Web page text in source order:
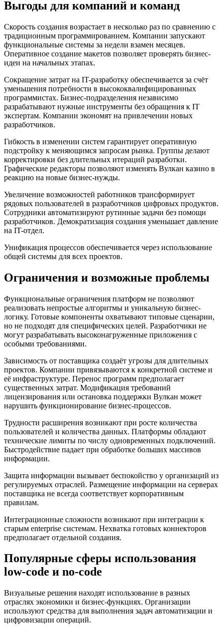
Выгоды для компаний и команд
Скорость создания возрастает в несколько раз по сравнению с
традиционным программированием. Компании запускают
функциональные системы за недели взамен месяцев.
Оперативное создание макетов позволяет проверять бизнес-
идеи на начальных этапах.
Сокращение затрат на IT-разработку обеспечивается за счёт
уменьшения потребности в высококвалифицированных
программистах. Бизнес-подразделения независимо
разрабатывают нужные инструменты без обращения к IT
экспертам. Компании экономят на привлечении новых
разработчиков.
Гибкость в изменении систем гарантирует оперативную
подстройку к меняющимся запросам рынка. Группы делают
корректировки без длительных итераций разработки.
Графические редакторы позволяют изменять Вулкан казино в
реакцию на новые бизнес-нужды.
Увеличение возможностей работников трансформирует
рядовых пользователей в разработчиков цифровых продуктов.
Сотрудники автоматизируют рутинные задачи без помощи
разработчиков. Демократизация создания уменьшает давление
на IT-отдел.
Унификация процессов обеспечивается через использование
общей системы для всех проектов.
Ограничения и возможные проблемы
Функциональные ограничения платформ не позволяют
реализовать непростые алгоритмы и уникальную бизнес-
логику. Готовые компоненты охватывают типовые сценарии,
но не подходят для специфических целей. Разработчики не
могут разрабатывать высоконагруженные приложения с
особыми требованиями.
Зависимость от поставщика создаёт угрозы для длительных
проектов. Компании привязываются к конкретной системе и
её инфраструктуре. Перенос программ предполагает
существенных затрат. Модификация требований
лицензирования или остановка поддержки Вулкан может
нарушить функционирование бизнес-процессов.
Трудности расширения возникают при росте количества
пользователей и количества данных. Платформы обладают
технические лимиты по числу одновременных подключений.
Быстродействие падает при обработке больших массивов
информации.
Защита информации вызывает беспокойство у организаций из
регулируемых отраслей. Размещение информации на серверах
поставщика не всегда соответствует корпоративным
правилам.
Интеграционные сложности возникают при интеграции к
старым enterprise системам. Нехватка готовых коннекторов
предполагает отдельной создания.
Популярные сферы использования
low-code и no-code
Визуальные решения находят использование в разных
отраслях экономики и бизнес-функциях. Организации
используют средства для выполнения задач автоматизации и
цифровизации операций.